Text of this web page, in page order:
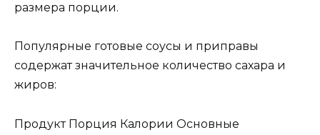
размера порции.
Популярные готовые соусы и приправы
содержат значительное количество сахара и
жиров:
Продукт Порция Калории Основные